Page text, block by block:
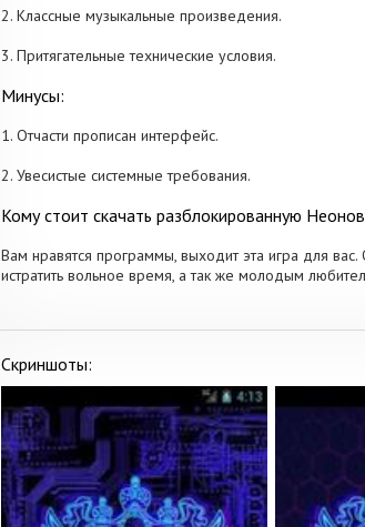
2. Классные музыкальные произведения.
3. Притягательные технические условия.
Минусы:
1. Отчасти прописан интерфейс.
2. Увесистые системные требования.
Кому стоит скачать разблокированную
Вам нравятся программы, выходит эта игра для
истратить вольное время, а так же молодым
Скриншоты: